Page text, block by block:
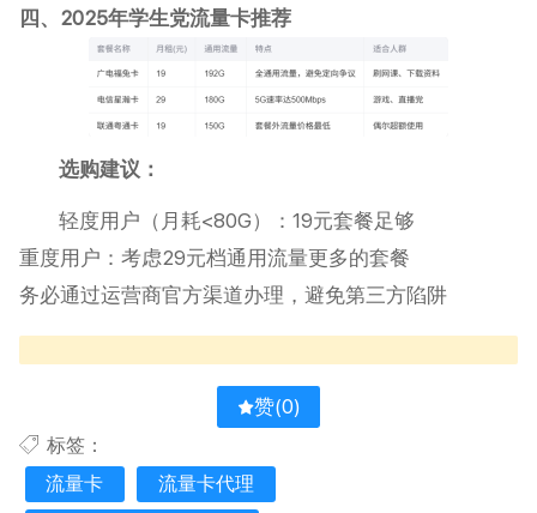
四、2025年学生党流量卡推荐
选购建议‌：
轻度用户（月耗<80G）：19元套餐足够
重度用户：考虑29元档通用流量更多的套餐
务必通过运营商官方渠道办理，避免第三方陷阱
赞(0)
标签：
流量卡
流量卡代理